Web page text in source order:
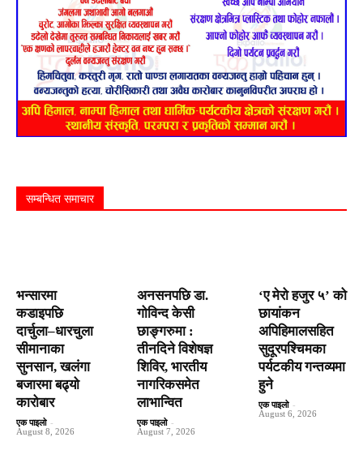
सम्बन्धित समाचार
भन्सारमा
कडाइपछि
दार्चुला–धारचुला
सीमानाका
सुनसान, खलंगा
बजारमा बढ्यो
कारोबार
एक पाइलो -
August 8, 2026
अनसनपछि डा.
गोविन्द केसी
छाङ्गरुमा :
तीनदिने विशेषज्ञ
शिविर, भारतीय
नागरिकसमेत
लाभान्वित
एक पाइलो -
August 7, 2026
‘ए मेरो हजुर ५’ को
छायांकन
अपिहिमालसहित
सुदूरपश्चिमका
पर्यटकीय गन्तव्यमा
हुने
एक पाइलो -
August 6, 2026